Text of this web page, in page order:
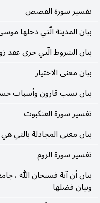
تفسير سورة القصص
بيان المدينة الّتي دخلها
بيان الشروط الّتي جرى عقد
بيان معنى الاختيار
بيان نسب قارون وأسباب
تفسير سورة العنكبوت
بيان معنى المجادلة بالتي
تفسير سورة الروم
بيان أن آية فسبحان الله ،
وبيان فضلها
الأرض أو الرواسي.
قدم فجاجا وهو وصف
خلقها خلقها كذلك ، أو
على أنه خلقها
التوكيد. لَعَلَّهُمْ يَهْتَدُونَ
(وَجَعَلْنَا السَّماءَ سَقْفاً
الفساد والانحلال إلى